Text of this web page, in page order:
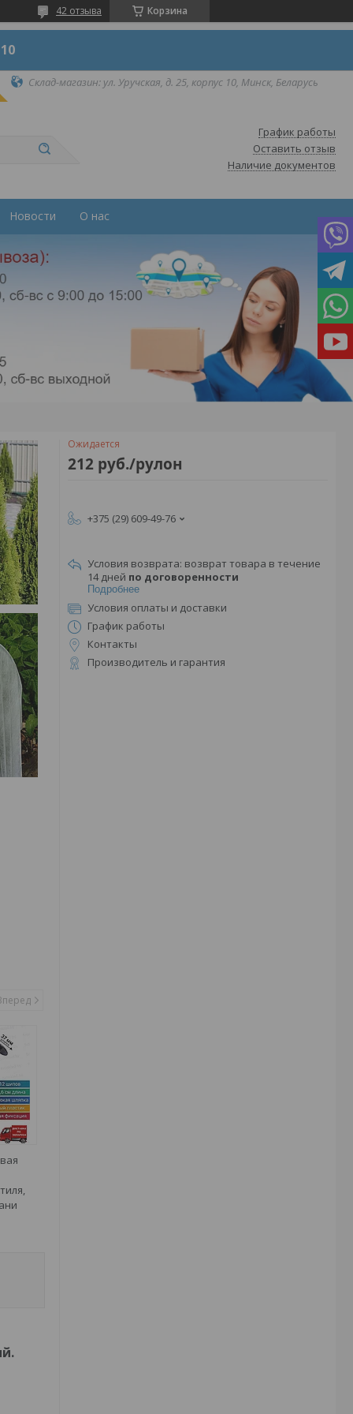
Корзина
42 отзыва
Склад-магазин: ул. Уручская, д. 25, корпус 10, Минск, Беларусь
График работы
Оставить отзыв
Наличие документов
Новости О нас
.
Ожидается
212 руб./рулон
+375 (29) 609-49-76
возврат товара в течение
14 дней по договоренности
Подробнее
Условия оплаты и доставки
График работы
Контакты
Производитель и гарантия